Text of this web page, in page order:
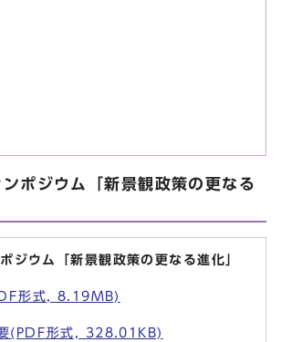
ポジウム「新景観政策の更なる
ジウム「新景観政策の更なる進化」
形式, 8.19MB)
(PDF形式, 328.01KB)